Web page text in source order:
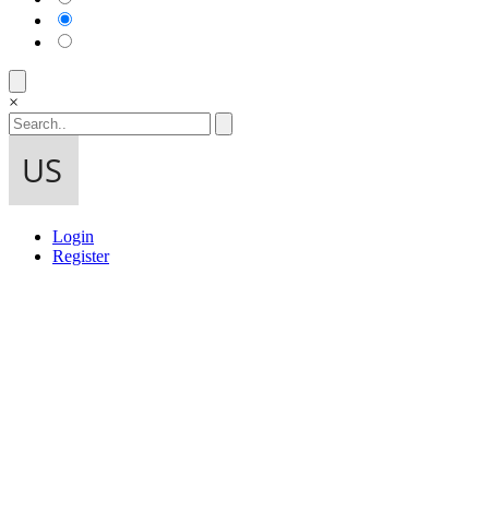
×
Login
Register